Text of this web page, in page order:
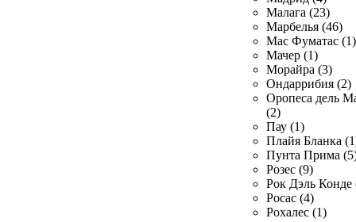
Малага (23)
Марбелья (46)
Мас Фуматас (1)
Мачер (1)
Морайра (3)
Ондаррибия (2)
Оропеса дель
(2)
Пау (1)
Плайя Бланка
Пунта Прима
Розес (9)
Рок Дэль Конде
Росас (4)
Рохалес (1)